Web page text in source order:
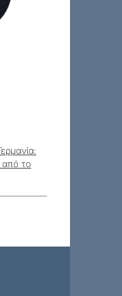
από το